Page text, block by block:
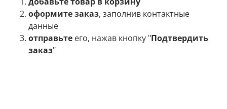
оформите заказ, заполнив контактные
данные
отправьте его, нажав кнопку "Подтвердить
заказ"